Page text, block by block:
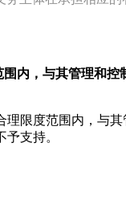
内，与其管理和控
限度范围内，与
支持。